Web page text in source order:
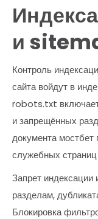
и
Контроль
сайта войдут в
robots.txt включает
и запрещённых
документа мостбет
служебных страниц
Запрет индексации
разделам,
Блокировка